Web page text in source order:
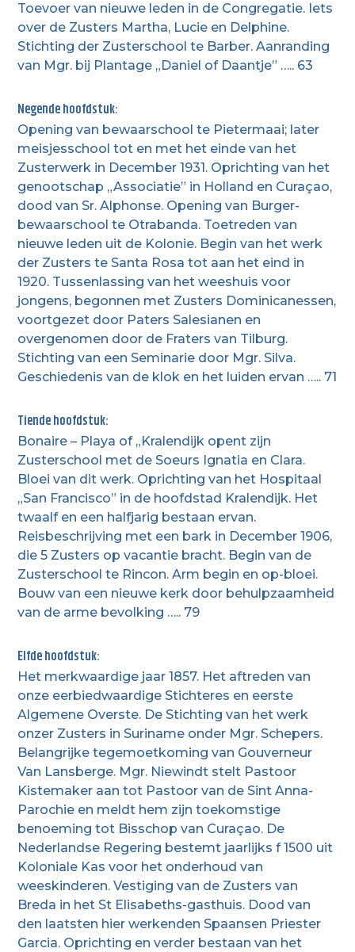
Toevoer van nieuwe leden in de Congregatie. Iets
over de Zusters Martha, Lucie en Delphine.
Stichting der Zusterschool te Barber. Aanranding
van Mgr. bij Plantage „Daniel of Daantje” ….. 63
Negende hoofdstuk:
Opening van bewaarschool te Pietermaai; later
meisjesschool tot en met het einde van het
Zusterwerk in December 1931. Oprichting van het
genootschap „Associatie” in Holland en Curaçao,
dood van Sr. Alphonse. Opening van Burger-
bewaarschool te Otrabanda. Toetreden van
nieuwe leden uit de Kolonie. Begin van het werk
der Zusters te Santa Rosa tot aan het eind in
1920. Tussenlassing van het weeshuis voor
jongens, begonnen met Zusters Dominicanessen,
voortgezet door Paters Salesianen en
overgenomen door de Fraters van Tilburg.
Stichting van een Seminarie door Mgr. Silva.
Geschiedenis van de klok en het luiden ervan ….. 71
Tiende hoofdstuk:
Bonaire – Playa of „Kralendijk opent zijn
Zusterschool met de Soeurs Ignatia en Clara.
Bloei van dit werk. Oprichting van het Hospitaal
„San Francisco” in de hoofdstad Kralendijk. Het
twaalf en een halfjarig bestaan ervan.
Reisbeschrijving met een bark in December 1906,
die 5 Zusters op vacantie bracht. Begin van de
Zusterschool te Rincon. Arm begin en op-bloei.
Bouw van een nieuwe kerk door behulpzaamheid
van de arme bevolking ….. 79
Elfde hoofdstuk:
Het merkwaardige jaar 1857. Het aftreden van
onze eerbiedwaardige Stichteres en eerste
Algemene Overste. De Stichting van het werk
onzer Zusters in Suriname onder Mgr. Schepers.
Belangrijke tegemoetkoming van Gouverneur
Van Lansberge. Mgr. Niewindt stelt Pastoor
Kistemaker aan tot Pastoor van de Sint Anna-
Parochie en meldt hem zijn toekomstige
benoeming tot Bisschop van Curaçao. De
Nederlandse Regering bestemt jaarlijks f 1500 uit
Koloniale Kas voor het onderhoud van
weeskinderen. Vestiging van de Zusters van
Breda in het St Elisabeths-gasthuis. Dood van
den laatsten hier werkenden Spaansen Priester
Garcia. Oprichting en verder bestaan van het